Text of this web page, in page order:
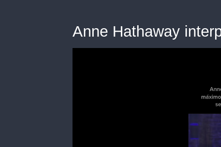
Anne Hathaway